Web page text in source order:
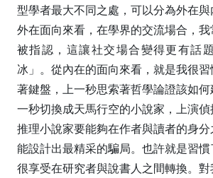
型學者最大不同之處，可以分為外在
外在面向來看，在學界的交流場合，
被指認，這讓社交場合變得更有話
冰」。從內在的面向來看，就是我很
著鍵盤，上一秒思索著哲學論證該如
一秒切換成天馬行空的小說家，上演偵
推理小說家要能夠在作者與讀者的身
能設計出最精采的騙局。也許就是習
很享受在研究者與說書人之間轉換。